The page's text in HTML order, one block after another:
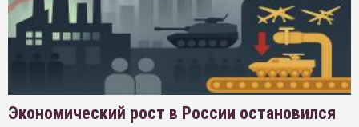
Экономический рост в России остановился